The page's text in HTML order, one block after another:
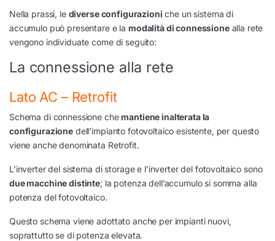
Nella prassi, le diverse configurazioni che un sistema di
accumulo può presentare e la modalità di connessionealla rete
vengono individuate come di seguito:
La connessione alla rete
Lato AC – Retrofit
Schema di connessione chemantiene inalterata la
configurazione dell’impianto fotovoltaico esistente, per questo
viene anche denominata Retrofit.
L’inverter del sistema di storage e l’inverter del fotovoltaico sono
due macchine distinte; la potenza dell’accumulo si somma alla
potenza del fotovoltaico.
Questo schema viene adottato anche per impianti nuovi,
soprattutto se di potenza elevata.